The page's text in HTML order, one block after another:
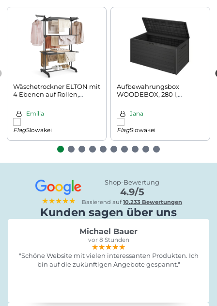
Wäschetrockner ELTON mit
4 Ebenen auf Rollen,
Emilia
Slowakei
Aufbewahrungsbox
WOODEBOX, 280 l,
Jana
Slowakei
★★★★★
Shop-Bewertung
4.9/5
Basierend auf10.233 Bewertungen
Kunden sagen über uns
Michael Bauer
vor 8 Stunden
★★★★★
★★★★★
★★★★★
"Schöne Website mit vielen interessanten Produkten. Ich
bin auf die zukünftigen Angebote gespannt."